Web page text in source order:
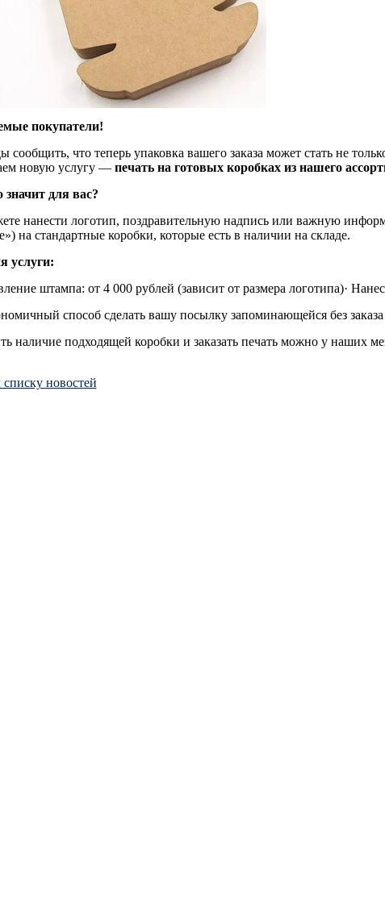
покупатели!
сообщить, что теперь упаковка вашего заказа может стать не
новую услугу — печать на готовых коробках из нашего
значит для вас?
нанести логотип, поздравительную надпись или важную
на стандартные коробки, которые есть в наличии на складе.
услуги:
штампа: от 4 000 рублей (зависит от размера логотипа)·
способ сделать вашу посылку запоминающейся без
наличие подходящей коробки и заказать печать можно у наших
списку новостей